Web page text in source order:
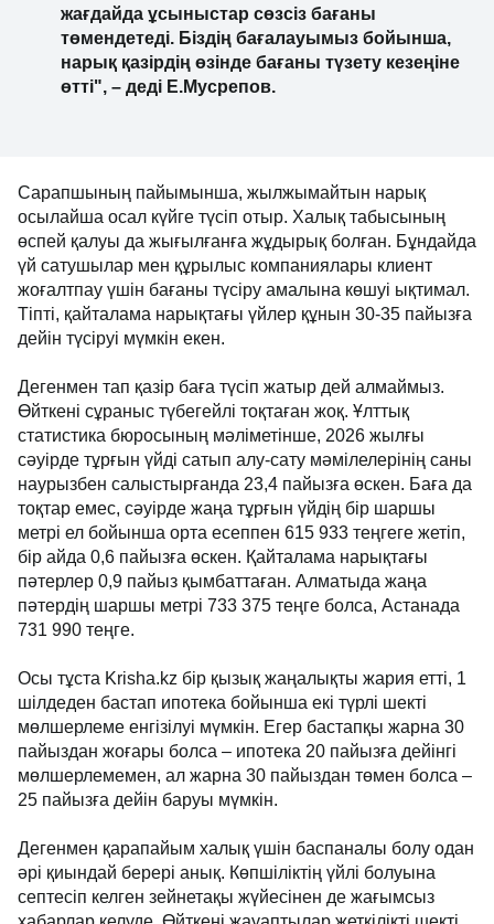
жағдайда ұсыныстар сөзсіз бағаны
төмендетеді. Біздің бағалауымыз бойынша,
нарық қазірдің өзінде бағаны түзету кезеңіне
өтті", – деді Е.Мусрепов.
Сарапшының пайымынша, жылжымайтын нарық
осылайша осал күйге түсіп отыр. Халық табысының
өспей қалуы да жығылғанға жұдырық болған. Бұндайда
үй сатушылар мен құрылыс компаниялары клиент
жоғалтпау үшін бағаны түсіру амалына көшуі ықтимал.
Тіпті, қайталама нарықтағы үйлер құнын 30-35 пайызға
дейін түсіруі мүмкін екен.
Дегенмен тап қазір баға түсіп жатыр дей алмаймыз.
Өйткені сұраныс түбегейлі тоқтаған жоқ. Ұлттық
статистика бюросының мәліметінше, 2026 жылғы
сәуірде тұрғын үйді сатып алу-сату мәмілелерінің саны
наурызбен салыстырғанда 23,4 пайызға өскен. Баға да
тоқтар емес, сәуірде жаңа тұрғын үйдің бір шаршы
метрі ел бойынша орта есеппен 615 933 теңгеге жетіп,
бір айда 0,6 пайызға өскен. Қайталама нарықтағы
пәтерлер 0,9 пайыз қымбаттаған. Алматыда жаңа
пәтердің шаршы метрі 733 375 теңге болса, Астанада
731 990 теңге.
Осы тұста Krisha.kz бір қызық жаңалықты жария етті, 1
шілдеден бастап ипотека бойынша екі түрлі шекті
мөлшерлеме енгізілуі мүмкін. Егер бастапқы жарна 30
пайыздан жоғары болса – ипотека 20 пайызға дейінгі
мөлшерлемемен, ал жарна 30 пайыздан төмен болса –
25 пайызға дейін баруы мүмкін.
Дегенмен қарапайым халық үшін баспаналы болу одан
әрі қиындай берері анық. Көпшіліктің үйлі болуына
септесіп келген зейнетақы жүйесінен де жағымсыз